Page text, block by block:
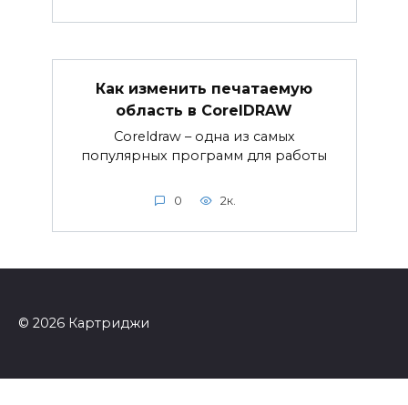
Как изменить печатаемую
область в CorelDRAW
Coreldraw – одна из самых
популярных программ для работы
0 2к.
© 2026 Картриджи